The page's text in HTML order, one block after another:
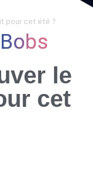
pour cet été ?
Bobs
le
cet